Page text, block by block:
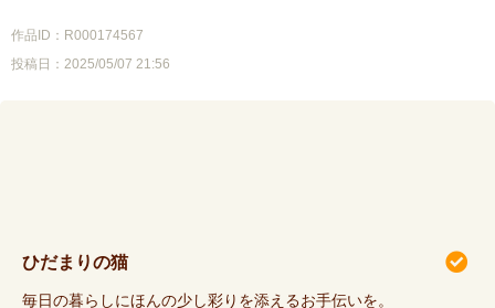
作品ID：R000174567
投稿日：2025/05/07 21:56
ひだまりの猫
毎日の暮らしにほんの少し彩りを添えるお手伝いを。